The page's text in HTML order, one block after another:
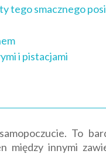
tego smacznego
i pistacjami
To
między innymi